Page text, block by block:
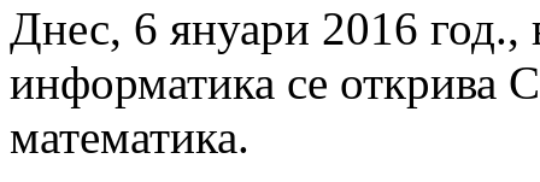
Днес, 6 януари 2016 год.,
информатика се открива
математика.